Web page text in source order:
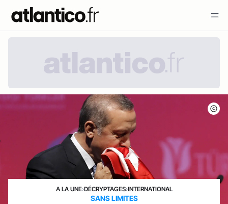
A LA UNE›DÉCRYPTAGES›INTERNATIONAL
SANS LIMITES